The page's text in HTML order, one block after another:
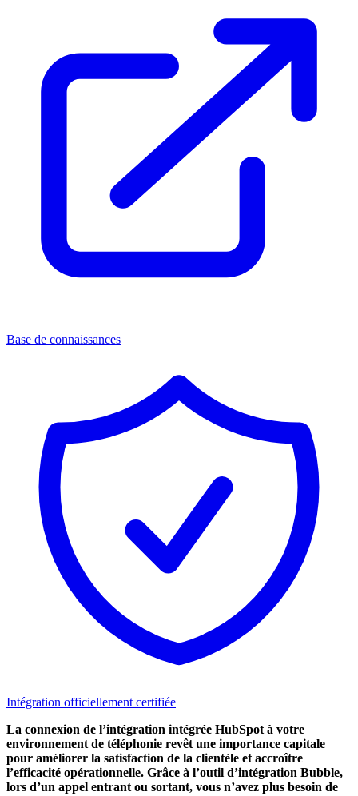
Base de connaissances
Intégration officiellement certifiée
La connexion de l’intégration intégrée HubSpot à votre
environnement de téléphonie revêt une importance capitale
pour améliorer la satisfaction de la clientèle et accroître
l’efficacité opérationnelle. Grâce à l’outil d’intégration Bubble,
lors d’un appel entrant ou sortant, vous n’avez plus besoin de